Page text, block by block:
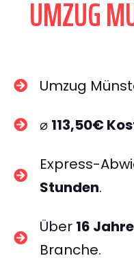
UMZUG
Umzug
⌀ 113,50€
Express-
Stunden.
Über 16
Branche.